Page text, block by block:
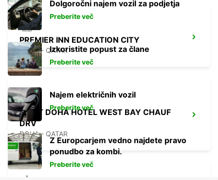
PREMIER INN EDUCATION CITY
DOHA - QATAR
DUSIT DOHA HOTEL WEST BAY CHAUF
DRV
DOHA - QATAR
Dolgoročni najem vozil za podjetja
Preberite več
Izkoristite popust za člane
Preberite več
Najem električnih vozil
Preberite več
Z Europcarjem vedno najdete pravo
ponudbo za kombi.
Preberite več